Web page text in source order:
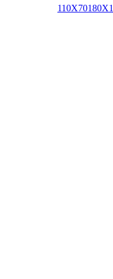
110X70